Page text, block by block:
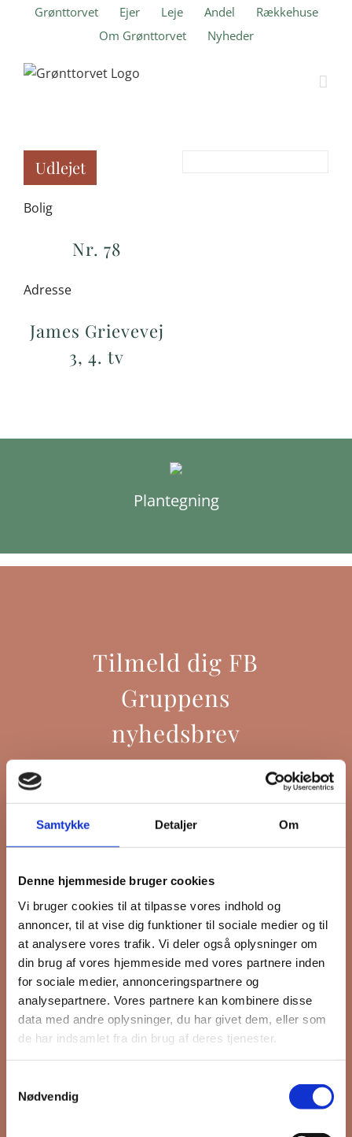
Samtykke Detaljer Om
Denne hjemmeside bruger cookies
Vi bruger cookies til at tilpasse vores indhold og
annoncer, til at vise dig funktioner til sociale medier og til
at analysere vores trafik. Vi deler også oplysninger om
din brug af vores hjemmeside med vores partnere inden
for sociale medier, annonceringspartnere og
analysepartnere. Vores partnere kan kombinere disse
data med andre oplysninger, du har givet dem, eller som
de har indsamlet fra din brug af deres tjenester.
Nødvendig
Grønttorvet Ejer Leje Andel
Rækkehuse
Om Grønttorvet
Nyheder
Udlejet
Bolig
Nr. 78
Adresse
James Grievevej
3, 4. tv
Plantegning
Tilmeld dig FB
Gruppens
nyhedsbrev
Hold dig opdateret på hvad der sker
på Grønttorvet. I vores nyhedsbrev
sender vi blandt andet invitation til
boliger til salg, så du kan komme
først i køen.
*
Fornavn
Efternavn
Email